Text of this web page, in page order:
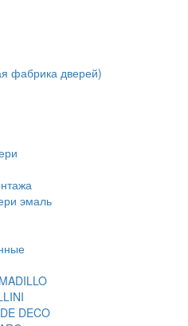
фабрика дверей)
эмаль
DECO